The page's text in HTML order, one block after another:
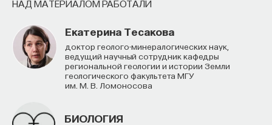
НАД МАТЕРИАЛОМ РАБОТАЛИ
Екатерина Тесакова
доктор геолого-минералогических наук,
ведущий научный сотрудник кафедры
региональной геологии и истории Земли
геологического факультета МГУ
им. М. В. Ломоносова
БИОЛОГИЯ